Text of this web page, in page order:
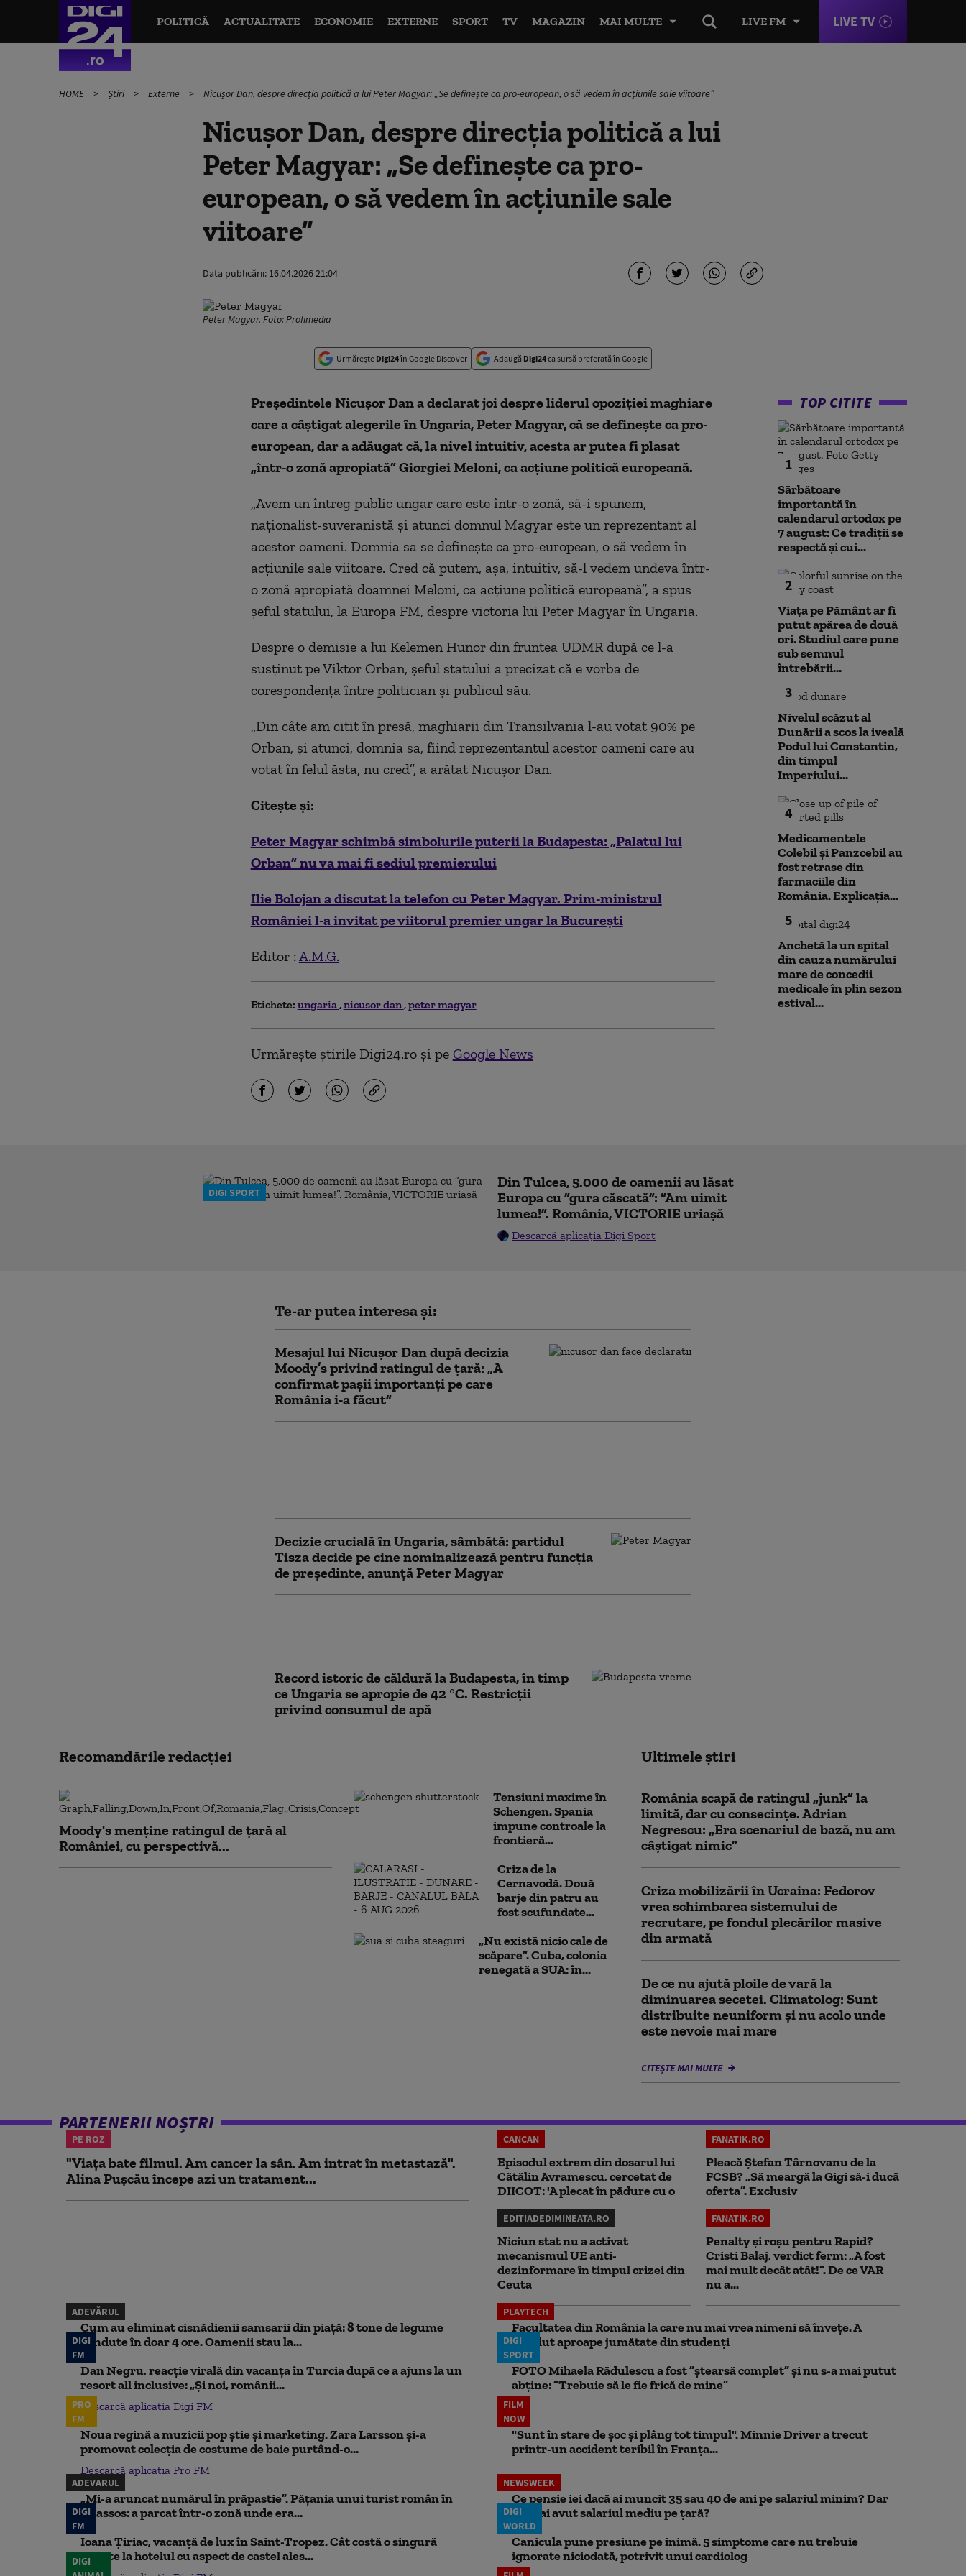
LIVE FM LIVE TV
POLITICĂ ACTUALITATE ECONOMIE EXTERNE SPORT TV MAGAZIN MAI MULTE
HOME Știri Externe Nicușor Dan, despre direcția politică a lui Peter Magyar: „Se defineşte ca pro-european, o să vedem în acţiunile sale viitoare”
Nicușor Dan, despre direcția politică a lui
Peter Magyar: „Se defineşte ca pro-
european, o să vedem în acţiunile sale
viitoare”
Data publicării: 16.04.2026 21:04
Peter Magyar. Foto: Profimedia
Urmărește Digi24în Google Discover Adaugă Digi24ca sursă preferată în Google
Preşedintele Nicuşor Dan a declarat joi despre liderul opoziţiei maghiare
care a câştigat alegerile în Ungaria, Peter Magyar, că se defineşte ca pro-
european, dar a adăugat că, la nivel intuitiv, acesta ar putea fi plasat
„într-o zonă apropiată” Giorgiei Meloni, ca acţiune politică europeană.
„Avem un întreg public ungar care este într-o zonă, să-i spunem,
naţionalist-suveranistă şi atunci domnul Magyar este un reprezentant al
acestor oameni. Domnia sa se defineşte ca pro-european, o să vedem în
acţiunile sale viitoare. Cred că putem, aşa, intuitiv, să-l vedem undeva într-
o zonă apropiată doamnei Meloni, ca acţiune politică europeană”, a spus
șeful statului, la Europa FM, despre victoria lui Peter Magyar în Ungaria.
Despre o demisie a lui Kelemen Hunor din fruntea UDMR după ce l-a
susţinut pe Viktor Orban, şeful statului a precizat că e vorba de
corespondenţa între politician şi publicul său.
„Din câte am citit în presă, maghiarii din Transilvania l-au votat 90% pe
Orban, şi atunci, domnia sa, fiind reprezentantul acestor oameni care au
votat în felul ăsta, nu cred”, a arătat Nicuşor Dan.
Citește și:
Peter Magyar schimbă simbolurile puterii la Budapesta: „Palatul lui
Orban” nu va mai fi sediul premierului
Ilie Bolojan a discutat la telefon cu Peter Magyar. Prim-ministrul
României l-a invitat pe viitorul premier ungar la București
Editor : A.M.G.
Etichete: ungaria nicusor dan peter magyar
Urmărește știrile Digi24.ro și pe Google News
TOP CITITE
1
Sărbătoare
importantă în
calendarul ortodox pe
7 august: Ce tradiții se
respectă și cui...
2
Viața pe Pământ ar fi
putut apărea de două
ori. Studiul care pune
sub semnul
întrebării...
3
Nivelul scăzut al
Dunării a scos la iveală
Podul lui Constantin,
din timpul
Imperiului...
4
Medicamentele
Colebil și Panzcebil au
fost retrase din
farmaciile din
România. Explicația...
5
Anchetă la un spital
din cauza numărului
mare de concedii
medicale în plin sezon
estival...
DIGI SPORT
Din Tulcea, 5.000 de oamenii au lăsat
Europa cu ”gura căscată”: ”Am uimit
lumea!”. România, VICTORIE uriașă
Descarcă aplicația Digi Sport
Te-ar putea interesa și:
Mesajul lui Nicușor Dan după decizia
Moody’s privind ratingul de țară: „A
confirmat pașii importanți pe care
România i-a făcut”
Decizie crucială în Ungaria, sâmbătă: partidul
Tisza decide pe cine nominalizează pentru funcția
de președinte, anunță Peter Magyar
Record istoric de căldură la Budapesta, în timp
ce Ungaria se apropie de 42 °C. Restricții
privind consumul de apă
Recomandările redacţiei
Moody's menține ratingul de țară al
României, cu perspectivă...
Tensiuni maxime în
Schengen. Spania
impune controale la
frontieră...
Criza de la
Cernavodă. Două
barje din patru au
fost scufundate...
„Nu există nicio cale de
scăpare”. Cuba, colonia
renegată a SUA: în...
Ultimele știri
România scapă de ratingul „junk” la
limită, dar cu consecinţe. Adrian
Negrescu: „Era scenariul de bază, nu am
câștigat nimic”
Criza mobilizării în Ucraina: Fedorov
vrea schimbarea sistemului de
recrutare, pe fondul plecărilor masive
din armată
De ce nu ajută ploile de vară la
diminuarea secetei. Climatolog: Sunt
distribuite neuniform și nu acolo unde
este nevoie mai mare
CITEȘTE MAI MULTE
PARTENERII NOȘTRI
PE ROZ
"Viața bate filmul. Am cancer la sân. Am intrat în metastază".
Alina Pușcău începe azi un tratament...
CANCAN
Episodul extrem din dosarul lui
Cătălin Avramescu, cercetat de
DIICOT: 'A plecat în pădure cu o
FANATIK.RO
Pleacă Ștefan Târnovanu de la
FCSB? „Să meargă la Gigi să-i ducă
oferta”. Exclusiv
EDITIADEDIMINEATA.RO
Niciun stat nu a activat
mecanismul UE anti-
dezinformare în timpul crizei din
Ceuta
FANATIK.RO
Penalty și roșu pentru Rapid?
Cristi Balaj, verdict ferm: „A fost
mai mult decât atât!”. De ce VAR
nu a...
ADEVĂRUL
Cum au eliminat cisnădienii samsarii din piață: 8 tone de legume
vândute în doar 4 ore. Oamenii stau la...
PLAYTECH
Facultatea din România la care nu mai vrea nimeni să înveţe. A
pierdut aproape jumătate din studenţi
DIGI
FM
Dan Negru, reacție virală din vacanța în Turcia după ce a ajuns la un
resort all inclusive: „Și noi, românii...
Descarcă aplicația Digi FM
DIGI
SPORT
FOTO Mihaela Rădulescu a fost ”ștearsă complet” și nu s-a mai putut
abține: ”Trebuie să le fie frică de mine”
PRO
FM
Noua regină a muzicii pop știe și marketing. Zara Larsson și-a
promovat colecția de costume de baie purtând-o...
Descarcă aplicația Pro FM
FILM
NOW
"Sunt în stare de șoc și plâng tot timpul". Minnie Driver a trecut
printr-un accident teribil în Franța...
ADEVARUL
„Mi-a aruncat numărul în prăpastie”. Pățania unui turist român în
Thassos: a parcat într-o zonă unde era...
NEWSWEEK
Ce pensie iei dacă ai muncit 35 sau 40 de ani pe salariul minim? Dar
dacă ai avut salariul mediu pe țară?
DIGI
FM
Ioana Țiriac, vacanță de lux în Saint-Tropez. Cât costă o singură
noapte la hotelul cu aspect de castel ales...
DIGI
WORLD
Canicula pune presiune pe inimă. 5 simptome care nu trebuie
ignorate niciodată, potrivit unui cardiolog
DIGI